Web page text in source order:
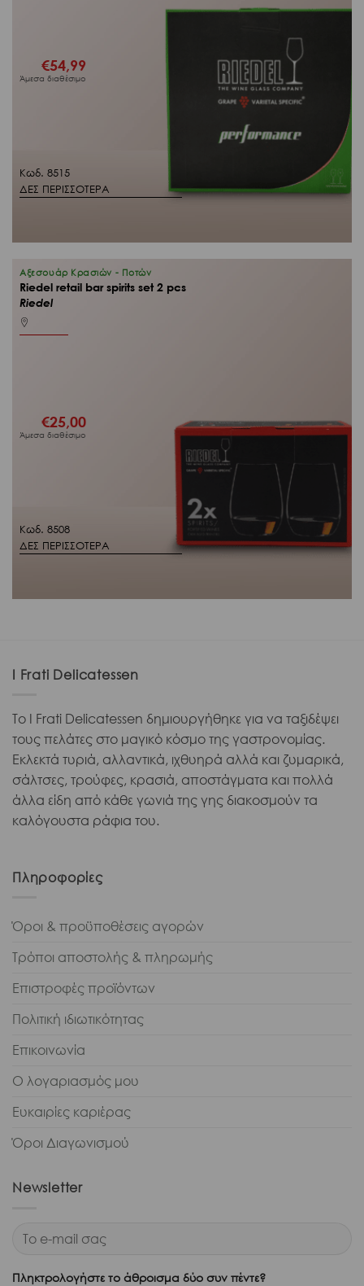
Κωδ. 8515
ΔΕΣ ΠΕΡΙΣΣΟΤΕΡΑ
€54,99
Άμεσα διαθέσιμο
Κωδ. 8508
ΔΕΣ ΠΕΡΙΣΣΟΤΕΡΑ
Αξεσουάρ Κρασιών - Ποτών
Riedel retail bar spirits set 2 pcs
Riedel
€25,00
Άμεσα διαθέσιμο
I Frati Delicatessen
Το I Frati Delicatessen δημιουργήθηκε για να ταξιδέψει
τους πελάτες στο μαγικό κόσμο της γαστρονομίας.
Εκλεκτά τυριά, αλλαντικά, ιχθυηρά αλλά και ζυμαρικά,
σάλτσες, τρούφες, κρασιά, αποστάγματα και πολλά
άλλα είδη από κάθε γωνιά της γης διακοσμούν τα
καλόγουστα ράφια του.
Πληροφορίες
Όροι & προϋποθέσεις αγορών
Τρόποι αποστολής & πληρωμής
Επιστροφές προϊόντων
Πολιτική ιδιωτικότητας
Επικοινωνία
Ο λογαριασμός μου
Ευκαιρίες καριέρας
Όροι Διαγωνισμού
Newsletter
Πληκτρολογήστε το άθροισμα δύο συν πέντε?